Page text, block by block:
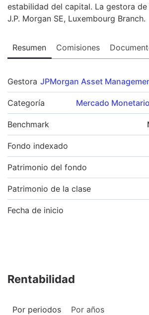
estabilidad del capital. La gestora
J.P. Morgan SE, Luxembourg Branch.
Resumen Comisiones
Gestora JPMorgan Asset
Categoría Mercado
Benchmark
Fondo indexado
Patrimonio del fondo
Patrimonio de la clase
Fecha de inicio
Rentabilidad
Por periodos Por años